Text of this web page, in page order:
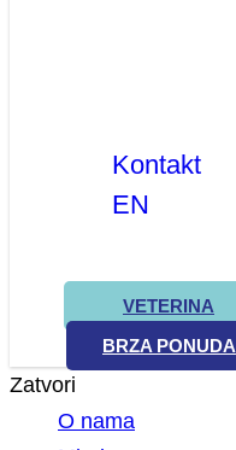
Kontakt
EN
VETERINA
BRZA PONUDA
Zatvori
O nama